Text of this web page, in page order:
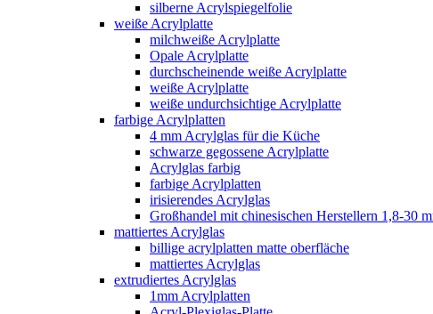
silberne Acrylspiegelfolie
weiße Acrylplatte
milchweiße Acrylplatte
Opale Acrylplatte
durchscheinende weiße Acrylplatte
weiße Acrylplatte
weiße undurchsichtige Acrylplatte
farbige Acrylplatten
4 mm Acrylglas für die Küche
schwarze gegossene Acrylplatte
Acrylglas farbig
farbige Acrylplatten
irisierendes Acrylglas
Großhandel mit chinesischen Herstellern 1,8-30
mattiertes Acrylglas
billige acrylplatten matte oberfläche
mattiertes Acrylglas
extrudiertes Acrylglas
1mm Acrylplatten